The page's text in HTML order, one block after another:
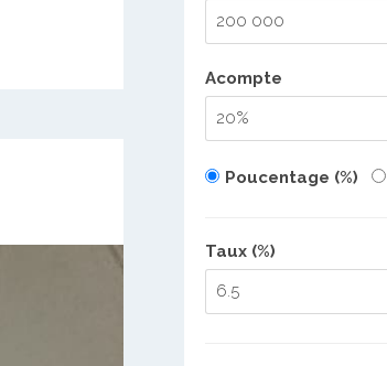
Acompte
Poucentage (%)
Taux (%)